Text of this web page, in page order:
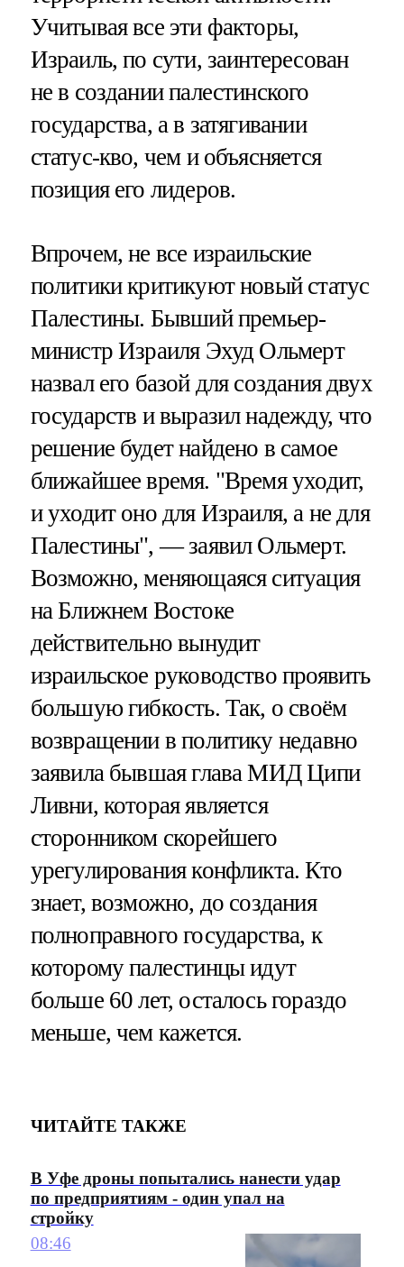
Учитывая все эти факторы,
Израиль, по сути, заинтересован
не в создании палестинского
государства, а в затягивании
статус-кво, чем и объясняется
позиция его лидеров.
Впрочем, не все израильские
политики критикуют новый статус
Палестины. Бывший премьер-
министр Израиля Эхуд Ольмерт
назвал его базой для создания двух
государств и выразил надежду, что
решение будет найдено в самое
ближайшее время. "Время уходит,
и уходит оно для Израиля, а не для
Палестины", — заявил Ольмерт.
Возможно, меняющаяся ситуация
на Ближнем Востоке
действительно вынудит
израильское руководство проявить
большую гибкость. Так, о своём
возвращении в политику недавно
заявила бывшая глава МИД Ципи
Ливни, которая является
сторонником скорейшего
урегулирования конфликта. Кто
знает, возможно, до создания
полноправного государства, к
которому палестинцы идут
больше 60 лет, осталось гораздо
меньше, чем кажется.
ЧИТАЙТЕ ТАКЖЕ
В Уфе дроны попытались нанести удар
по предприятиям - один упал на
стройку
08:46